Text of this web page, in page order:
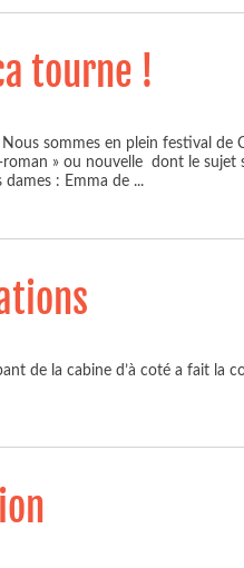
tourne !
sommes en plein festival de
» ou nouvelle dont le sujet
dames : Emma de ...
de la cabine d’à coté a fait